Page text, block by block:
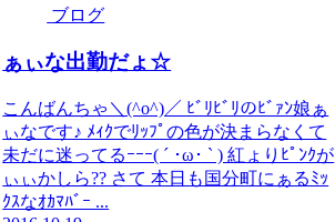
ブログ
ぁぃな出勤だょ☆
こんばんちゃ＼(^o^)／ ﾋﾞﾘﾋﾞﾘのﾋﾞｧﾝ娘ぁ
ぃなです♪ ﾒｨｸでﾘｯﾌﾟの色が決まらなくて
未だに迷ってるｰｰｰ( ´ ･ω･ ` ) 紅ょりﾋﾟﾝｸが
ぃぃかしら?? さて 本日も国分町にぁるﾐｯ
ｸｽなｵｶﾏﾊﾞｰ ...